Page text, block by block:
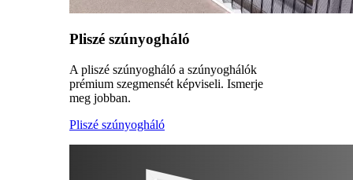
Pliszé szúnyogháló
A pliszé szúnyogháló a szúnyoghálók
prémium szegmensét képviseli. Ismerje
meg jobban.
Pliszé szúnyogháló